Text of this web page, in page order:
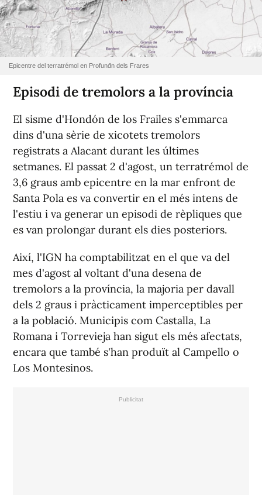
Epicentre del terratrémol en Profund́n dels Frares
Episodi de tremolors a la província
El sisme d'Hondón de los Frailes s'emmarca
dins d'una sèrie de xicotets tremolors
registrats a Alacant durant les últimes
setmanes. El passat 2 d'agost, un terratrémol de
3,6 graus amb epicentre en la mar enfront de
Santa Pola es va convertir en el més intens de
l'estiu i va generar un episodi de rèpliques que
es van prolongar durant els dies posteriors.
Així, l'IGN ha comptabilitzat en el que va del
mes d'agost al voltant d'una desena de
tremolors a la província, la majoria per davall
dels 2 graus i pràcticament imperceptibles per
a la població. Municipis com Castalla, La
Romana i Torrevieja han sigut els més afectats,
encara que també s'han produït al Campello o
Los Montesinos.